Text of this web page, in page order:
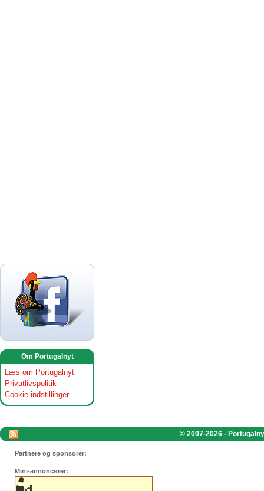
Om Portugalnyt
Læs om Portugalnyt
Privatlivspolitik
Cookie indstillinger
© 2007-2026 -
Partnere og sponsorer:
Mini-annoncører: